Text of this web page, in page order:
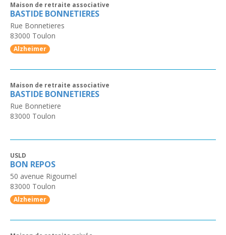
Maison de retraite associative
BASTIDE BONNETIERES
Rue Bonnetieres
83000 Toulon
Alzheimer
Maison de retraite associative
BASTIDE BONNETIERES
Rue Bonnetiere
83000 Toulon
USLD
BON REPOS
50 avenue Rigoumel
83000 Toulon
Alzheimer